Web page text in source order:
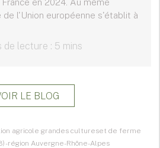
en 2024. Au même
de l'Union européenne s'établit à
de lecture : 5 mins
LE BLOG
agricole grandes cultureset de ferme
- région Auvergne-Rhône-Alpes